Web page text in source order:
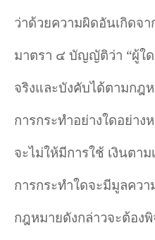
ว่าด้วยความผิดอันเกิดจ
มาตรา ๔ บัญญัติว่า “ผู้ใ
จริงและบังคับได้ตามกฎ
การกระทำอย่างใดอย่า
จะไม่ให้มีการใช้ เงินตา
การกระทำใดจะมีมูลค
กฎหมายดังกล่าวจะต้อง